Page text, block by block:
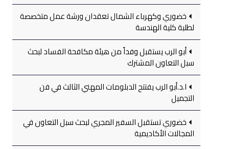
خضوري وكهرباء الشمال تعقدان ورشة عمل متخصصة
لطلبة كلية الهندسة
أبو الرب يستقبل وفداً من هيئة مكافحة الفساد لبحث
سبل التعاون المشترك
ا.د.أبو الرب يفتتح الدبلومات المهني الثالث في فن
التجميل
خضوري تستقبل السفير المجري لبحث سبل التعاون في
المجالات الأكاديمية